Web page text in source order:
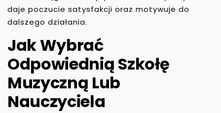
daje poczucie satysfakcji oraz motywuje do
dalszego działania.
Jak Wybrać
Odpowiednią Szkołę
Muzyczną Lub
Nauczyciela